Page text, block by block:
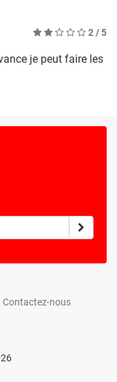
2/ 5
je peut faire les
Contactez-nous